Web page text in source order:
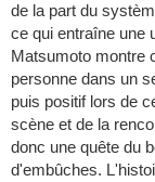
de la part du
ce qui entraîne une
Matsumoto montre
personne dans un
puis positif lors de
scène et de la
donc une quête du
d'embûches.